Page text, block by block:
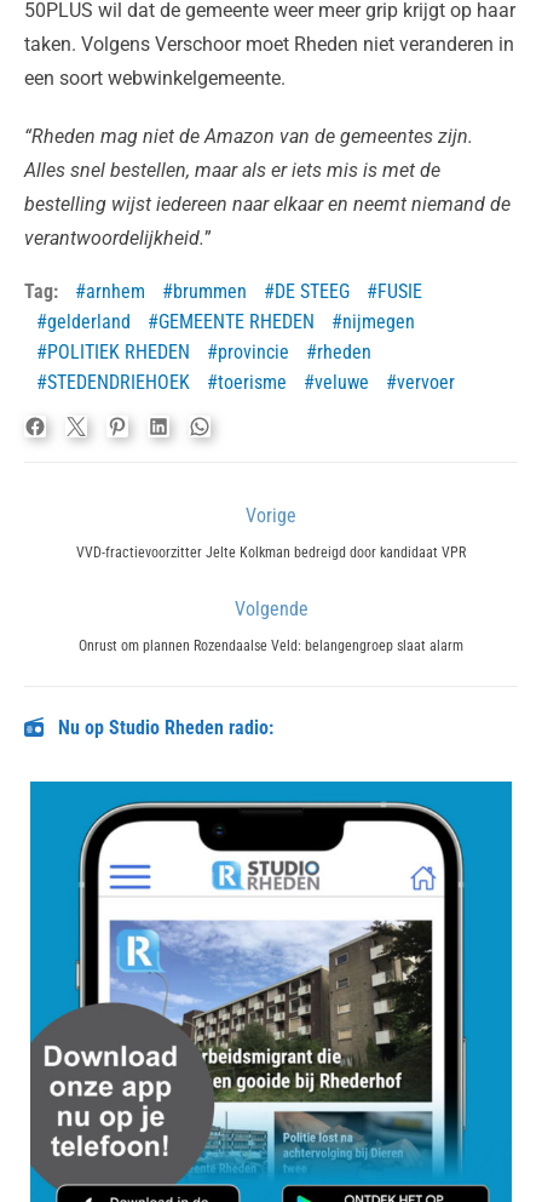
50PLUS wil dat de gemeente weer meer grip krijgt op haar
taken. Volgens Verschoor moet Rheden niet veranderen in
een soort webwinkelgemeente.
“Rheden mag niet de Amazon van de gemeentes zijn.
Alles snel bestellen, maar als er iets mis is met de
bestelling wijst iedereen naar elkaar en neemt niemand de
verantwoordelijkheid.”
Tag: arnhem brummen DE STEEG
FUSIE
gelderland
GEMEENTE RHEDEN
nijmegen
POLITIEK RHEDEN
provincie
rheden
STEDENDRIEHOEK
toerisme veluwe vervoer
navigatie
Vorige
Previous
VVD-fractievoorzitter Jelte Kolkman bedreigd door kandidaat VPR
Volgende
Next
Onrust om plannen Rozendaalse Veld: belangengroep slaat alarm
Nu op Studio Rheden radio: